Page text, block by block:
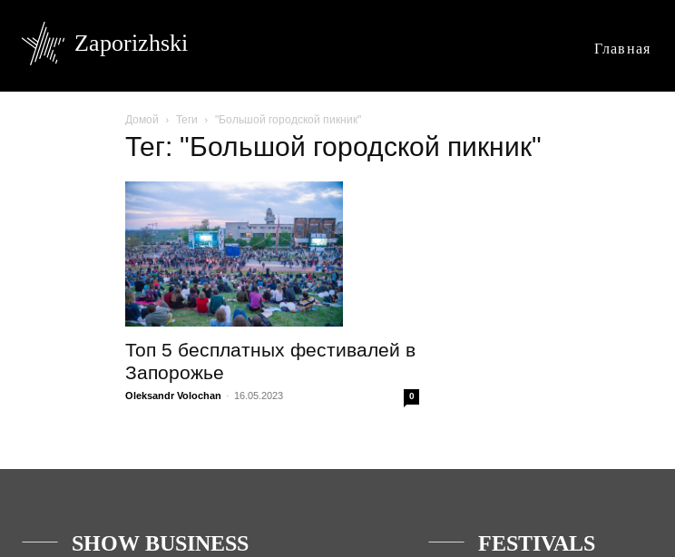
Zaporizhski Главная
Домой Теги "Большой городской пикник"
Тег: "Большой городской пикник"
Топ 5 бесплатных фестивалей в
Запорожье
Oleksandr Volochan - 16.05.2023 0
SHOW BUSINESS FESTIVALS